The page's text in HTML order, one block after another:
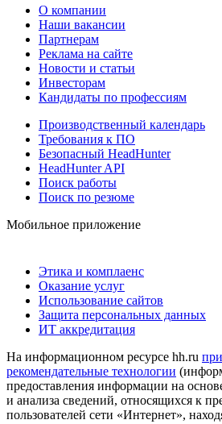
О компании
Наши вакансии
Партнерам
Реклама на сайте
Новости и статьи
Инвесторам
Кандидаты по профессиям
Производственный календарь
Требования к ПО
Безопасный HeadHunter
HeadHunter API
Поиск работы
Поиск по резюме
Мобильное приложение
Этика и комплаенс
Оказание услуг
Использование сайтов
Защита персональных данных
ИТ аккредитация
На информационном ресурсе hh.ru
рекомендательные технологии
предоставления информации на
и анализа сведений, относящихся к
пользователей сети «Интернет»,